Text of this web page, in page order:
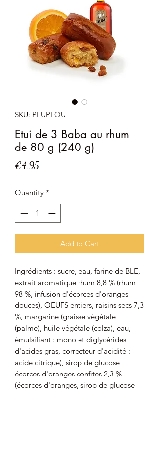
SKU: PLUPLOU
Etui de 3 Baba au rhum
de 80 g (240 g)
€4.95Price
Quantity *
Add to Cart
Ingrédients : sucre, eau, farine de BLE,
extrait aromatique rhum 8,8 % (rhum
98 %, infusion d'écorces d'oranges
douces), OEUFS entiers, raisins secs 7,3
%, margarine (graisse végétale
(palme), huile végétale (colza), eau,
émulsifiant : mono et diglycérides
d'acides gras, correcteur d'acidité :
acide citrique), sirop de glucose
écorces d'oranges confites 2,3 %
(écorces d'oranges, sirop de glucose-